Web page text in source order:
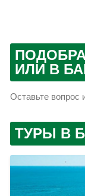
ИЛИ В
Оставьте
ТУРЫ В